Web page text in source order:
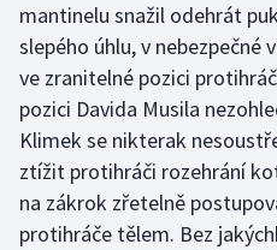
Plážový volejbal
Ragby
Rychlobruslení
Rychlostní kanoistika
Short track
mantinelu snažil odehrát
slepého úhlu, v
ve zranitelné pozici
pozici Davida Musila
Klimek se nikterak
ztížit protihráči rozehrání
na zákrok zřetelně
protihráče tělem. Bez